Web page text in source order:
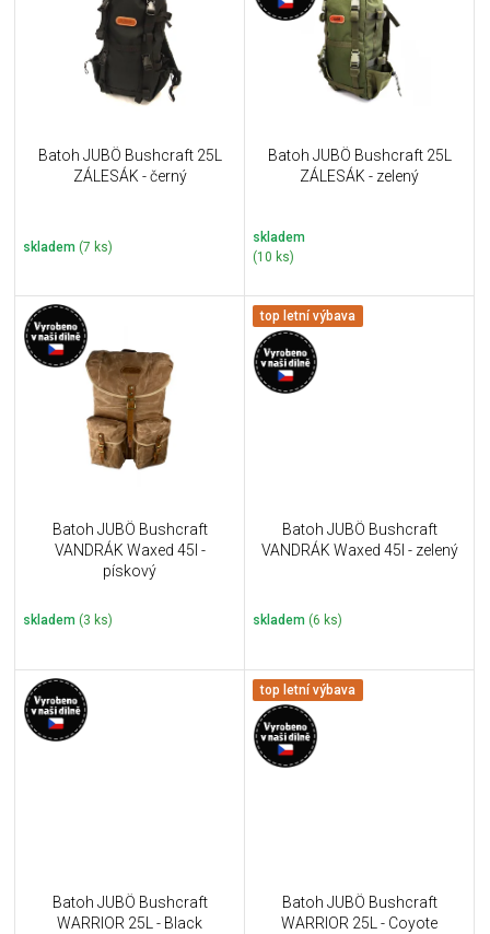
Batoh JUBÖ Bushcraft 25L
ZÁLESÁK - černý
skladem (7 ks)
Batoh JUBÖ Bushcraft 25L
ZÁLESÁK - zelený
skladem
(10 ks)
Batoh JUBÖ Bushcraft
VANDRÁK Waxed 45l -
pískový
skladem (3 ks)
top letní výbava
Batoh JUBÖ Bushcraft
VANDRÁK Waxed 45l - zelený
skladem (6 ks)
Batoh JUBÖ Bushcraft
WARRIOR 25L - Black
top letní výbava
Batoh JUBÖ Bushcraft
WARRIOR 25L - Coyote